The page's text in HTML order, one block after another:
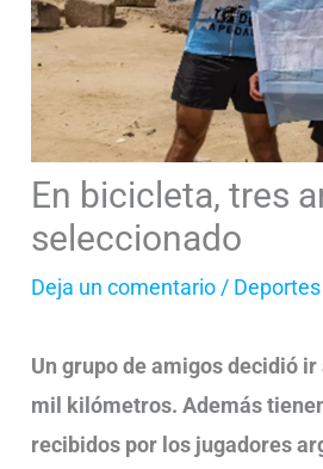
En bicicleta, tres
seleccionado
Deja un comentario / Deportes
Un grupo de amigos decidió
mil kilómetros. Además
recibidos por los jugadores